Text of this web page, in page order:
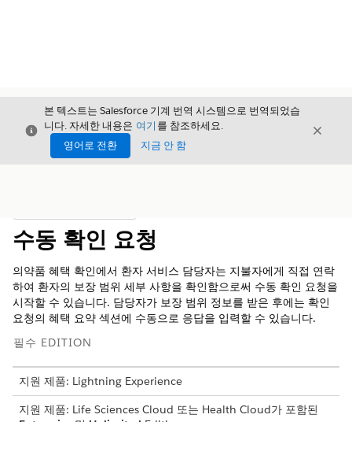
닫기
본 텍스트는 Salesforce 기계 번역 시스템으로 번역되었습
니다. 자세한 내용은 여기 를 참조하세요.
영어로 전환
지금 안 함
닫기
수동 확인 요청
의약품 혜택 확인에서 환자 서비스 담당자는 지불자에게 직접 연락
하여 환자의 보장 범위 세부 사항을 확인함으로써 수동 확인 요청을
시작할 수 있습니다. 담당자가 보장 범위 정보를 받은 후에는 확인
요청의 혜택 요약 섹션에 수동으로 응답을 입력할 수 있습니다.
필수 EDITION
지원 제품: Lightning Experience
지원 제품: Life Sciences Cloud 또는 Health Cloud가 포함된
Enterprise
및 Unlimited Edition